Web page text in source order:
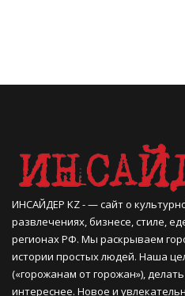
ИНСАЙДЕР KZ - — сайт о
развлечениях, бизнесе, стиле,
регионах РФ. Мы раскрываем
истории простых людей. Наша
(«горожанам от горожан»),
интереснее. Новое и